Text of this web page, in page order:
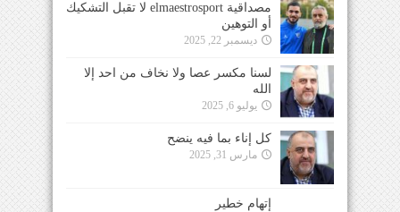
مصداقية elmaestrosport لا تقبل التشكيك
أو التوهين
ديسمبر 22, 2025
لسنا مكسر عصا ولا نخاف من احد إلا
الله
يوليو 6, 2025
كل إناء بما فيه ينضح
مارس 31, 2025
إتهام خطير